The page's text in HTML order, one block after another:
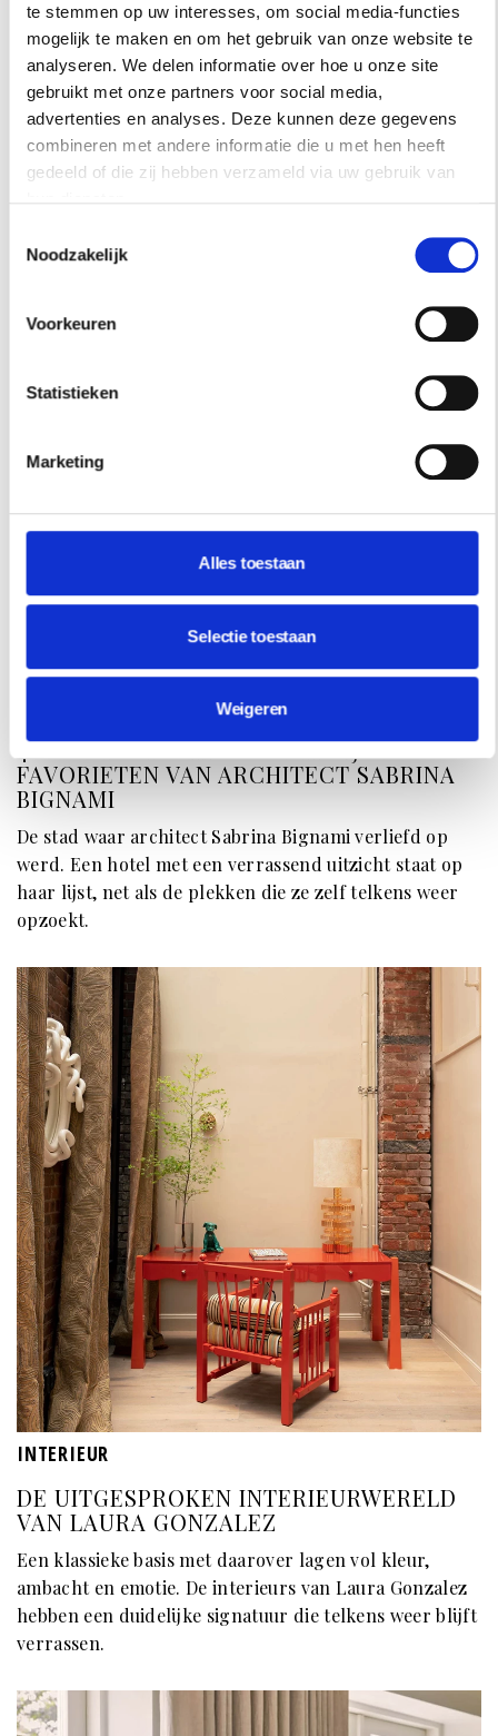
te stemmen op uw interesses, om social media-functies
mogelijk te maken en om het gebruik van onze website te
analyseren. We delen informatie over hoe u onze site
gebruikt met onze partners voor social media,
advertenties en analyses. Deze kunnen deze gegevens
combineren met andere informatie die u met hen heeft
gedeeld of die zij hebben verzameld via uw gebruik van
Noodzakelijk
Voorkeuren
Statistieken
Marketing
Alles toestaan
Selectie toestaan
Weigeren
STAP BINNEN BIJ DE MOOISTE
SCHOONHEIDSSALONS VAN AMSTERDAM
Vier schoonheidssalons in Amsterdam waar je niet
alleen voor de behandeling komt, maar ook voor het
interieur. Ontdek de mooiste beautyplekken van de
stad.
48 UUR IN SINGAPORE? DIT ZIJN DE
FAVORIETEN VAN ARCHITECT SABRINA
BIGNAMI
De stad waar architect Sabrina Bignami verliefd op
werd. Een hotel met een verrassend uitzicht staat op
haar lijst, net als de plekken die ze zelf telkens weer
opzoekt.
INTERIEUR
DE UITGESPROKEN INTERIEURWERELD
VAN LAURA GONZALEZ
Een klassieke basis met daarover lagen vol kleur,
ambacht en emotie. De interieurs van Laura Gonzalez
hebben een duidelijke signatuur die telkens weer blijft
verrassen.